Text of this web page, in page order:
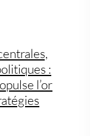
:
l’or